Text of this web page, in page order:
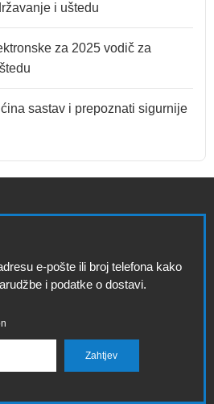
i uštedu
za 2025 vodič za
sastav i prepoznati sigurnije
e-pošte ili broj telefona kako
i podatke o dostavi.